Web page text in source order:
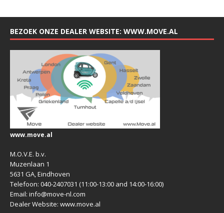
BEZOEK ONZE DEALER WEBSITE: WWW.MOVE.AL
www.move.al
M.O.V.E. b.v.
Muzenlaan 1
5631 GA, Eindhoven
Telefoon: 040-2407031 (11:00-13:00 and 14:00-16:00)
Email: info@move-nl.com
Dealer Website: www.move.al